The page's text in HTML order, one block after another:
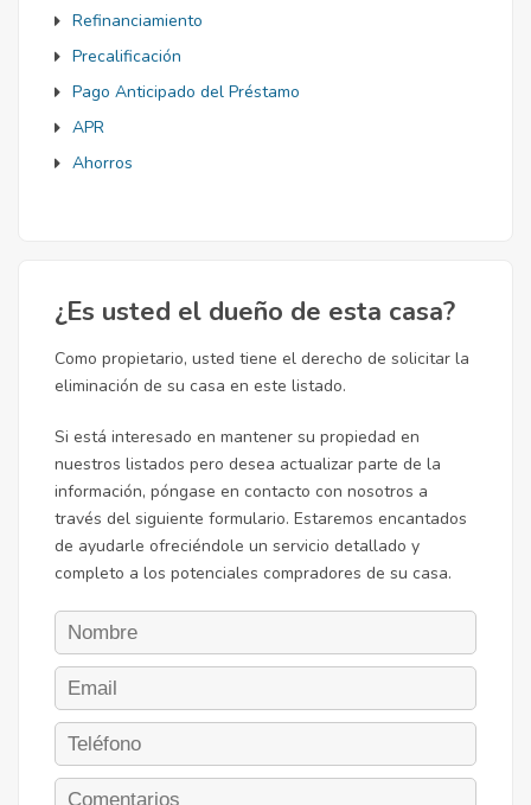
Refinanciamiento
Precalificación
Pago Anticipado del Préstamo
APR
Ahorros
¿Es usted el dueño de esta casa?
Como propietario, usted tiene el derecho de solicitar la
eliminación de su casa en este listado.
Si está interesado en mantener su propiedad en
nuestros listados pero desea actualizar parte de la
información, póngase en contacto con nosotros a
través del siguiente formulario. Estaremos encantados
de ayudarle ofreciéndole un servicio detallado y
completo a los potenciales compradores de su casa.